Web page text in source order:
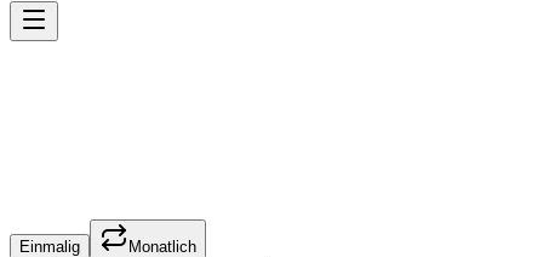
Einmalig
Monatlich